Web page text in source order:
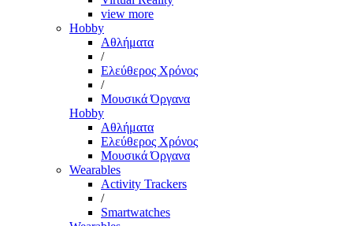
view more
Hobby
Αθλήματα
/
Ελεύθερος Χρόνος
/
Μουσικά Όργανα
Hobby
Αθλήματα
Ελεύθερος Χρόνος
Μουσικά Όργανα
Wearables
Activity Trackers
/
Smartwatches